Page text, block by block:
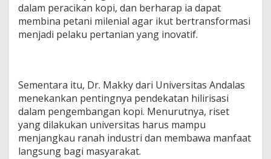
dalam peracikan kopi, dan berharap ia dapat
membina petani milenial agar ikut bertransformasi
menjadi pelaku pertanian yang inovatif.
Sementara itu, Dr. Makky dari Universitas Andalas
menekankan pentingnya pendekatan hilirisasi
dalam pengembangan kopi. Menurutnya, riset
yang dilakukan universitas harus mampu
menjangkau ranah industri dan membawa manfaat
langsung bagi masyarakat.